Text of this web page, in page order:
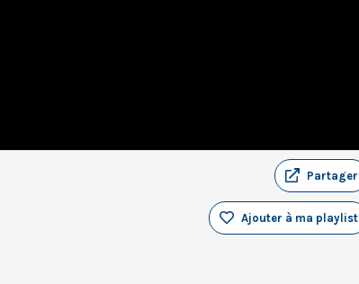
Partager
Ajouter à ma playlist